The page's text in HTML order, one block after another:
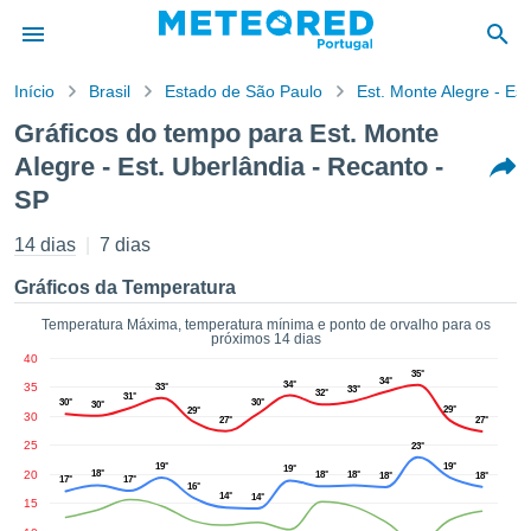
da
foi
por
para
que as
fornecidas
qualidade.
a este
e
forma
digital
Início Brasil Estado de São Paulo Est. Monte Alegre -
Gráficos do tempo para Est. Monte
Alegre - Est. Uberlândia - Recanto -
SP
14 dias 7 dias
Gráficos da Temperatura
Temperatura Máxima, temperatura mínima e ponto de orvalho para os
próximos 14 dias
15
20
25
30
35
40
30° 30°
31°
33°
29°
27°
30°
34°
32° 33°
34°
35°
29°
27°
17°
18°
17°
19°
16°
14°
14°
19°
18° 18° 18°
23°
19°
18°